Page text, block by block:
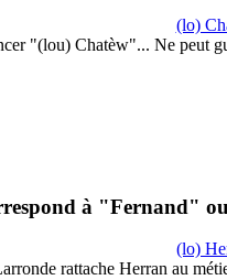
(lo)
"(lou) Chatèw"... Ne peut
à "Fernand"
(lo)
rattache Herran au